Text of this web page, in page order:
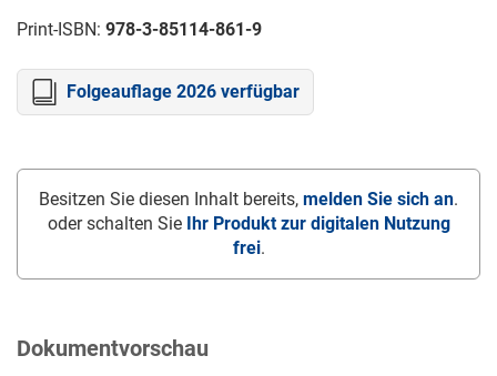
Print-ISBN: 978-3-85114-861-9
Folgeauflage 2026 verfügbar
Besitzen Sie diesen Inhalt bereits, melden Sie sich an.
oder schalten Sie
Ihr Produkt zur digitalen Nutzung
frei.
Dokumentvorschau